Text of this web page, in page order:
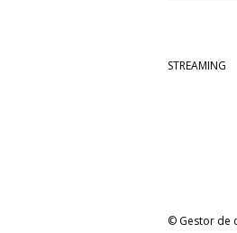
STREAMING
© Gestor de